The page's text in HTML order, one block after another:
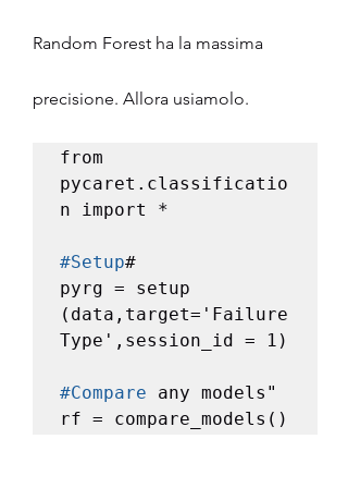
Random Forest ha la massima
precisione. Allora usiamolo.
from
pycaret.classificatio
n import *
#Setup#
pyrg = setup
(data,target='Failure
Type',session_id = 1)
#Compare any models"
rf = compare_models()